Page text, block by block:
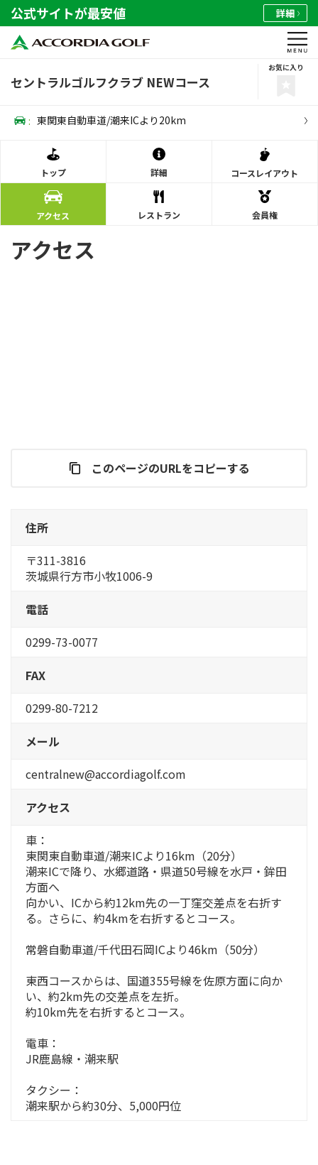
公式サイトが最安値 詳細
セントラルゴルフクラブ NEWコース
お気に入り
: 東関東自動車道/潮来ICより20km
トップ 詳細 コースレイアウト
アクセス レストラン 会員権
アクセス
このページのURLをコピーする
住所
〒311-3816
茨城県行方市小牧1006-9
電話
0299-73-0077
FAX
0299-80-7212
メール
centralnew@accordiagolf.com
アクセス
車：
東関東自動車道/潮来ICより16km（20分）
潮来ICで降り、水郷道路・県道50号線を水戸・鉾田
方面へ
向かい、ICから約12km先の一丁窪交差点を右折す
る。さらに、約4kmを右折するとコース。
常磐自動車道/千代田石岡ICより46km（50分）
東西コースからは、国道355号線を佐原方面に向か
い、約2km先の交差点を左折。
約10km先を右折するとコース。
電車：
JR鹿島線・潮来駅
タクシー：
潮来駅から約30分、5,000円位